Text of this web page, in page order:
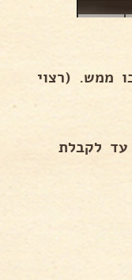
כ-40 דק עד שיתרככו ממש. (רצוי
לקבלת